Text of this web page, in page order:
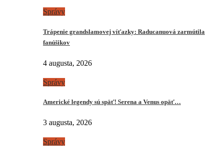
Správy
Trápenie grandslamovej víťazky: Raducanuová zarmútila
fanúšikov
4 augusta, 2026
Správy
Americké legendy sú späť! Serena a Venus opäť…
3 augusta, 2026
Správy